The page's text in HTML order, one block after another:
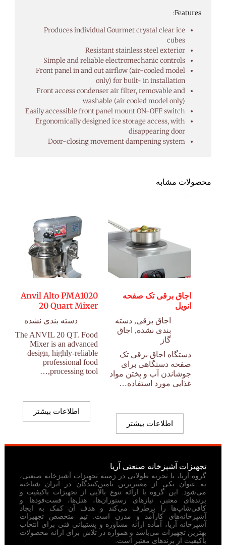
Features:
Produces individual Gourmet crystal clear ice
cubes
Resistant stainless steel exterior
Simple and reliable electromechanic controls
Front panel in and out airflow (air-cooled model
only) for built- in installation
Front access condenser air filter, removable and
washable (air cooled model only)
Easily accessible front panel mount ON-OFF switch
Ergonomically designed ice storage access, with
disappearing door
Door-closing movement dampening system
محصولات مشابه
اجاق برقی تک صفحه
انویل
اجاق برقی, دسته
بندی نشده, اجاق
گاز
دستگاه اجاق برقی تک
صفحه دستگاهی برای
جوشاندن آب و پختن مواد
غذایی مورد استفاده…
اطلاعات بیشتر
Anvil Alto PMA1020
20 Quart Mixer
دسته بندی نشده
The ANVIL 20 QT. Food
Mixer is an advanced
design, highly-reliable
professional food
processing tool,…
اطلاعات بیشتر
تجهیزات آشپزخانه صنعتی آریا
گروه آریا، با تجربه طولانی در زمینه تجهیزات آشپزخانه صنعتی،
به عنوان یکی از معتبرترین تامین‌کنندگان در ایران شناخته
می‌شود. این گروه با ارائه تنوع بالایی از تجهیزات باکیفیت و
برندهای معتبر، نیازهای رستوران‌ها، هتل‌ها، فست‌فودها و
کافی‌شاپ‌ها را برطرف می‌کند و هدف آن کمک به ایجاد
آشپزخانه‌های کارآمد و مدرن است. تیم متخصص تجهیزات
آشپزخانه آریا، آماده ارائه مشاوره و پشتیبانی فنی برای انتخاب
بهترین تجهیزات می‌باشد و همواره در تلاش برای ارائه محصولات
باکیفیت از برندهای معتبر است.